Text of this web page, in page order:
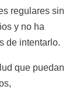
regulares sin
y no ha
de intentarlo.
que puedan